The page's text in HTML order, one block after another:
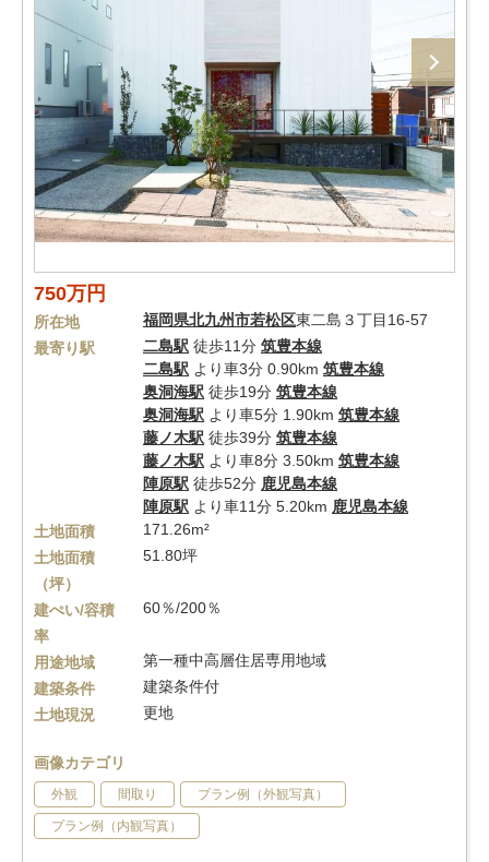
750万円
所在地 福岡県北九州市若松区東二島３丁目16-57
最寄り駅
二島駅 徒歩11分 筑豊本線
二島駅 より車3分 0.90km 筑豊本線
奥洞海駅 徒歩19分 筑豊本線
奥洞海駅 より車5分 1.90km 筑豊本線
藤ノ木駅 徒歩39分 筑豊本線
藤ノ木駅 より車8分 3.50km 筑豊本線
陣原駅 徒歩52分 鹿児島本線
陣原駅 より車11分 5.20km 鹿児島本線
土地面積
171.26m²
土地面積
（坪）
51.80坪
建ぺい/容積
率
60％/200％
用途地域
第一種中高層住居専用地域
建築条件
建築条件付
土地現況
更地
画像カテゴリ
外観 間取り プラン例（外観写真）
プラン例（内観写真）